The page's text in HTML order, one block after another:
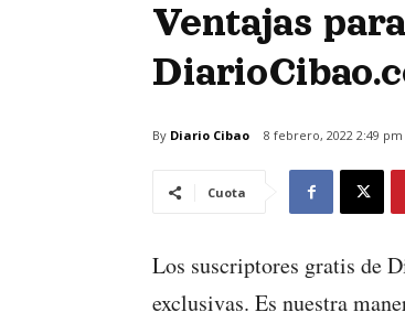
Ventajas
By Diario Cibao 8 febrero, 2022 2:49 pm
Cuota
Los suscriptores gratis de
exclusivas. Es nuestra